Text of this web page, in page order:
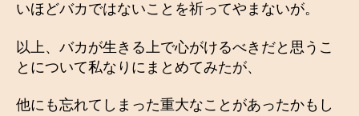
いほどバカではないことを祈ってやまないが。
以上、バカが生きる上で心がけるべきだと思うこ
とについて私なりにまとめてみたが、
他にも忘れてしまった重大なことがあったかもし